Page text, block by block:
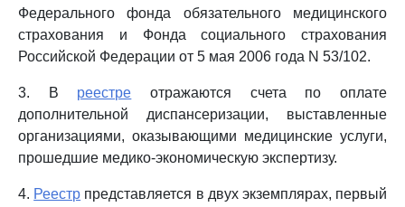
Федерального фонда обязательного медицинского
страхования и Фонда социального страхования
Российской Федерации от 5 мая 2006 года N 53/102.
3. В реестре отражаются счета по оплате
дополнительной диспансеризации, выставленные
организациями, оказывающими медицинские услуги,
прошедшие медико-экономическую экспертизу.
4. Реестр представляется в двух экземплярах, первый